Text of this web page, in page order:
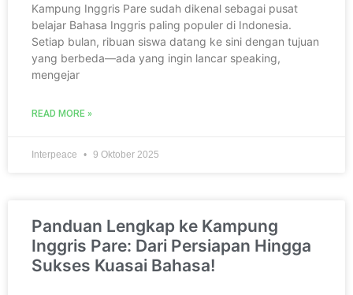
Kampung Inggris Pare sudah dikenal sebagai pusat
belajar Bahasa Inggris paling populer di Indonesia.
Setiap bulan, ribuan siswa datang ke sini dengan tujuan
yang berbeda—ada yang ingin lancar speaking,
mengejar
READ MORE »
Interpeace 9 Oktober 2025
Panduan Lengkap ke Kampung
Inggris Pare: Dari Persiapan Hingga
Sukses Kuasai Bahasa!